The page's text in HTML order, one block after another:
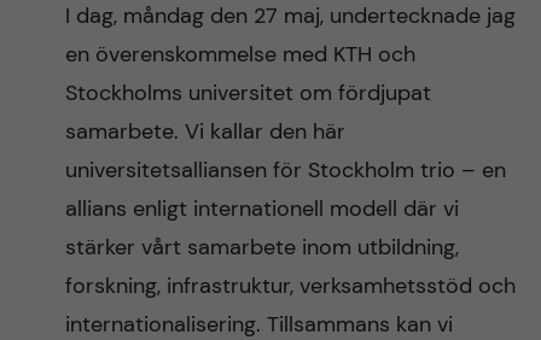
r
c
f
i
e
l
I dag, måndag den 27 maj, undertecknade jag
en överenskommelse med KTH och
Stockholms universitet om fördjupat
samarbete. Vi kallar den här
universitetsalliansen för Stockholm trio – en
allians enligt internationell modell där vi
stärker vårt samarbete inom utbildning,
forskning, infrastruktur, verksamhetsstöd och
internationalisering. Tillsammans kan vi